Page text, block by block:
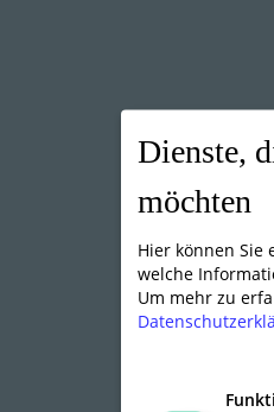
Dienste,
möchten
Hier können Sie
welche
Um mehr zu